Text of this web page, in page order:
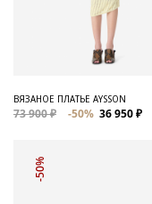
ВЯЗАНОЕ ПЛАТЬЕ AYSSON
73 900 ₽ -50% 36 950 ₽
-50%